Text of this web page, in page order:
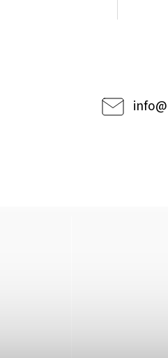
info@